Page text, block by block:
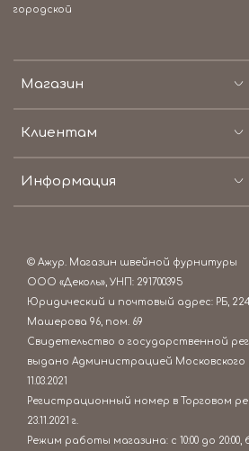
Магазин
Клиентам
Информация
городской
© Ажур. Магазин швейной фурнитуры
ООО «Деколь», УНП: 291700395
Юридический и почтовый адрес: РБ,
Машерова 96, пом. 69
Свидетельство о государственной
выдано Администрацией Московского
11.03.2021
Регистрационный номер в Торговом
23.11.2021 г.
Режим работы магазина: c 10:00 до 20:00,